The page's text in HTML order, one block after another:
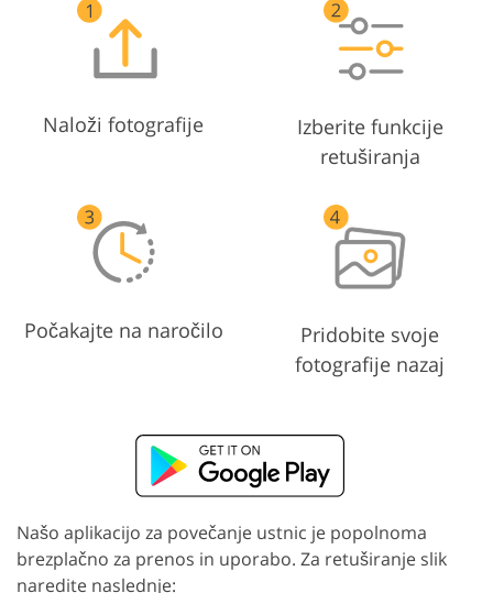
Naloži fotografije
Izberite funkcije
retuširanja
Počakajte na naročilo
Pridobite svoje
fotografije nazaj
Našo aplikacijo za povečanje ustnic je popolnoma
brezplačno za prenos in uporabo. Za retuširanje slik
naredite naslednje: